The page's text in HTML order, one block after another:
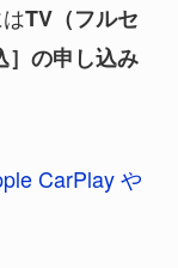
TV（フルセ
］の申し込み
CarPlay や